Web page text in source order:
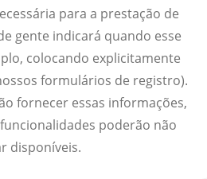
para a prestação de
gente indicará quando esse
colocando explicitamente
formulários de registro).
fornecer essas informações,
poderão não
disponíveis.